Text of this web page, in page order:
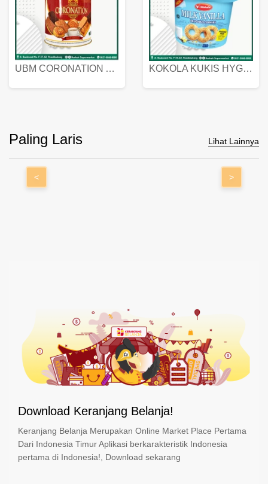
UBM CORONATION ASSORTED BISKUIT KALENG 450 GRAM KOKOLA KUKIS HYGIENIC MILK VANILLA PACK 320 GR
Paling Laris Lihat Lainnya
< >
Download Keranjang Belanja!
Keranjang Belanja Merupakan Online Market Place Pertama
Dari Indonesia Timur Aplikasi berkarakteristik Indonesia
pertama di Indonesia!, Download sekarang